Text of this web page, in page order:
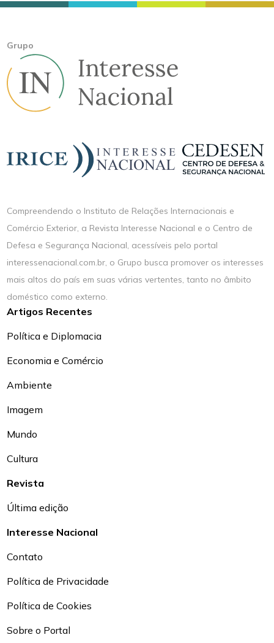
Grupo
Compreendendo o Instituto de Relações Internacionais e
Comércio Exterior, a Revista Interesse Nacional e o Centro de
Defesa e Segurança Nacional, acessíveis pelo portal
interessenacional.com.br, o Grupo busca promover os interesses
mais altos do país em suas várias vertentes, tanto no âmbito
doméstico como externo.
Artigos Recentes
Política e Diplomacia
Economia e Comércio
Ambiente
Imagem
Mundo
Cultura
Revista
Última edição
Interesse Nacional
Contato
Política de Privacidade
Política de Cookies
Sobre o Portal